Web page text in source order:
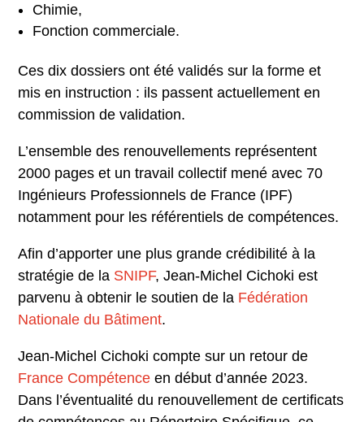
Chimie,
Fonction commerciale.
Ces dix dossiers ont été validés sur la forme et
mis en instruction : ils passent actuellement en
commission de validation.
L’ensemble des renouvellements représentent
2000 pages et un travail collectif mené avec 70
Ingénieurs Professionnels de France (IPF)
notamment pour les référentiels de compétences.
Afin d’apporter une plus grande crédibilité à la
stratégie de la SNIPF, Jean-Michel Cichoki est
parvenu à obtenir le soutien de la Fédération
Nationale du Bâtiment.
Jean-Michel Cichoki compte sur un retour de
France Compétence en début d’année 2023.
Dans l’éventualité du renouvellement de certificats